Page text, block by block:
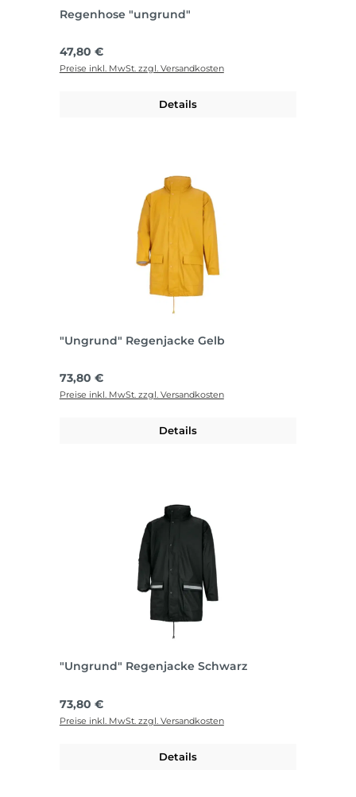
Regenhose "ungrund"
Regulärer Preis:
47,80 €
Preise inkl. MwSt. zzgl. Versandkosten
Details
"Ungrund" Regenjacke Gelb
Regulärer Preis:
73,80 €
Preise inkl. MwSt. zzgl. Versandkosten
Details
"Ungrund" Regenjacke Schwarz
Regulärer Preis:
73,80 €
Preise inkl. MwSt. zzgl. Versandkosten
Details